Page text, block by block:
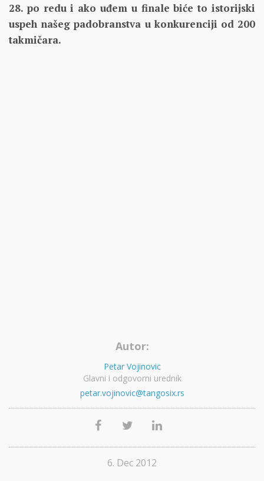
28. po redu i ako uđem u finale biće to istorijski
uspeh našeg padobranstva u konkurenciji od 200
takmičara.
Autor:
Petar Vojinovic
Glavni i odgovorni urednik
petar.vojinovic@tangosix.rs
6. Dec 2012